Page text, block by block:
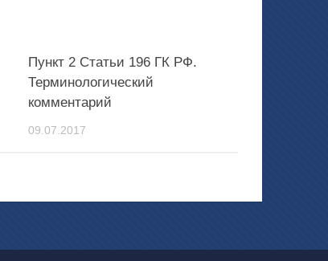
Пункт 2 Статьи 196 ГК РФ.
Терминологический
комментарий
09.07.2017